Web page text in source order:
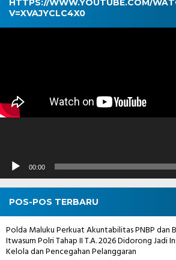
HTTPS://WWW.YOUTUBE.COM/
V=XVAJYCLC4X0
Pemutar
00:00
POS-POS TERBARU
Polda Maluku Perkuat Akuntabilitas PNBP dan
Itwasum Polri Tahap II T.A. 2026 Didorong Jadi
Kelola dan Pencegahan Pelanggaran